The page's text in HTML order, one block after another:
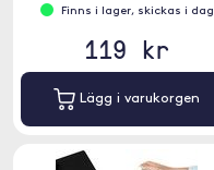
Finns i lager, skickas i dag
119 kr
Lägg i varukorgen